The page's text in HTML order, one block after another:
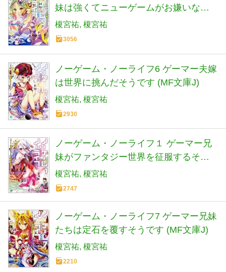
妹は強くてニューゲームがお嫌いなよ
うです (MF文庫J)
榎宮祐 榎宮祐
3056
ノーゲーム・ノーライフ6 ゲーマー夫嫁
は世界に挑んだそうです (MF文庫J)
榎宮祐 榎宮祐
2930
ノーゲーム・ノーライフ１ ゲーマー兄
妹がファンタジー世界を征服するそう
です (MF文庫 J か 12-1)
榎宮祐 榎宮祐
2747
ノーゲーム・ノーライフ7 ゲーマー兄妹
たちは定石を覆すそうです (MF文庫J)
榎宮祐 榎宮祐
2210